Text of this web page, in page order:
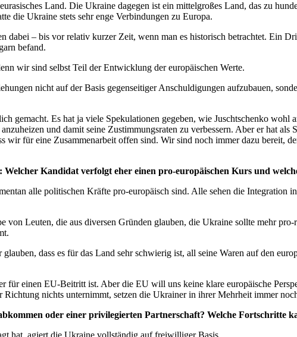
Land. Die Ukraine dagegen ist ein mittelgroßes Land, das zu
die Ukraine stets sehr enge Verbindungen zu Europa.
dabei – bis vor relativ kurzer Zeit, wenn man es historisch betrachtet. Ein
befand.
wir sind selbst Teil der Entwicklung der europäischen Werte.
nicht auf der Basis gegenseitiger Anschuldigungen aufzubauen,
gemacht. Es hat ja viele Spekulationen gegeben, wie Juschtschenko
und damit seine Zustimmungsraten zu verbessern. Aber er hat als
wir für eine Zusammenarbeit offen sind. Wir sind noch immer dazu bereit,
Kandidat verfolgt eher einen pro-europäischen Kurs und
alle politischen Kräfte pro-europäisch sind. Alle sehen die Integration
Leuten, die aus diversen Gründen glauben, die Ukraine sollte mehr
dass es für das Land sehr schwierig ist, all seine Waren auf den
für einen EU-Beitritt ist. Aber die EU will uns keine klare europäische
nichts unternimmt, setzen die Ukrainer in ihrer Mehrheit immer
oder einer privilegierten Partnerschaft? Welche Fortschritte